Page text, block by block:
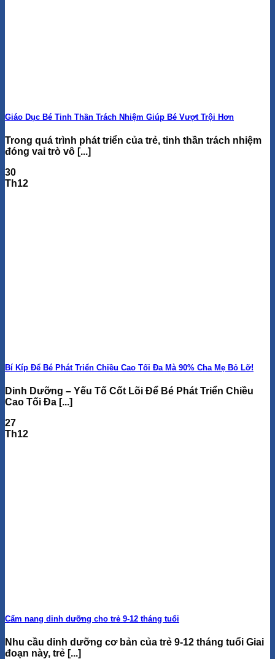
Giáo Dục Bé Tinh Thần Trách Nhiệm Giúp Bé Vượt Trội Hơn
Trong quá trình phát triển của trẻ, tinh thần trách nhiệm
đóng vai trò vô [...]
30
Th12
Bí Kíp Để Bé Phát Triển Chiều Cao Tối Đa Mà 90% Cha Mẹ Bỏ Lỡ!
Dinh Dưỡng – Yếu Tố Cốt Lõi Để Bé Phát Triển Chiều
Cao Tối Đa [...]
27
Th12
Cẩm nang dinh dưỡng cho trẻ 9-12 tháng tuổi
Nhu cầu dinh dưỡng cơ bản của trẻ 9-12 tháng tuổi Giai
đoạn này, trẻ [...]